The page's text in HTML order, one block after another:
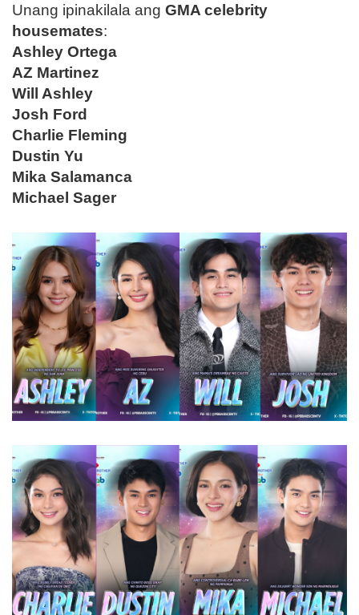
Unang ipinakilala ang GMA celebrity
housemates:
Ashley Ortega
AZ Martinez
Will Ashley
Josh Ford
Charlie Fleming
Dustin Yu
Mika Salamanca
Michael Sager